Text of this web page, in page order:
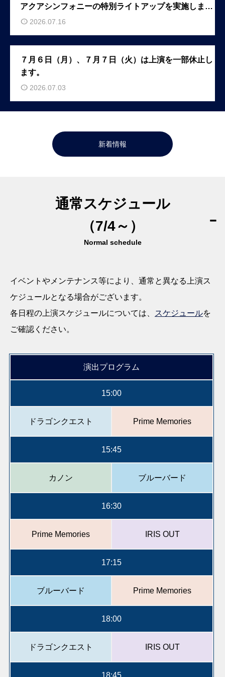
アクアシンフォニーの特別ライトアップを実施しま
す！（７月１７日（金）～２０日（月・祝））
2026.07.16
７月６日（月）、７月７日（火）は上演を一部休止し
ます。
2026.07.03
新着情報
通常スケジュール
（7/4～）
Normal schedule
イベントやメンテナンス等により、通常と異なる上演ス
ケジュールとなる場合がございます。
各日程の上演スケジュールについては、
スケジュールを
ご確認ください。
演出プログラム
15:00
ドラゴンクエスト Prime Memories
15:45
カノン ブルーバード
16:30
Prime Memories IRIS OUT
17:15
ブルーバード Prime Memories
18:00
ドラゴンクエスト IRIS OUT